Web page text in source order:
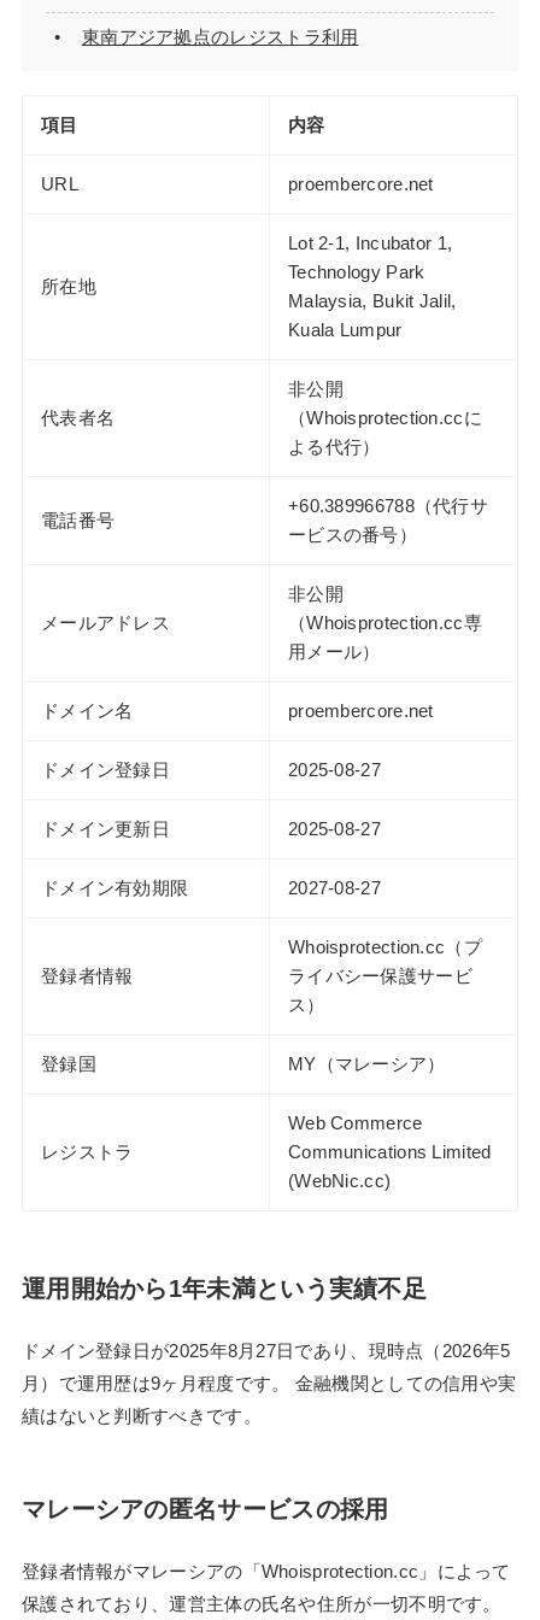
東南アジア拠点のレジストラ利用
項目 内容
URL proembercore.net
所在地
Lot 2-1, Incubator 1,
Technology Park
Malaysia, Bukit Jalil,
Kuala Lumpur
代表者名
非公開
（Whoisprotection.ccに
よる代行）
電話番号
+60.389966788（代行サ
ービスの番号）
メールアドレス
非公開
（Whoisprotection.cc専
用メール）
ドメイン名 proembercore.net
ドメイン登録日 2025-08-27
ドメイン更新日 2025-08-27
ドメイン有効期限 2027-08-27
登録者情報
Whoisprotection.cc（プ
ライバシー保護サービ
ス）
登録国 MY（マレーシア）
レジストラ
Web Commerce
Communications Limited
(WebNic.cc)
運用開始から1年未満という実績不足
ドメイン登録日が2025年8月27日であり、現時点（2026年5
月）で運用歴は9ヶ月程度です。 金融機関としての信用や実
績はないと判断すべきです。
マレーシアの匿名サービスの採用
登録者情報がマレーシアの「Whoisprotection.cc」によって
保護されており、運営主体の氏名や住所が一切不明です。